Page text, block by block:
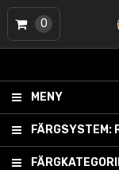
MENY
FÄRGSYSTEM:
0